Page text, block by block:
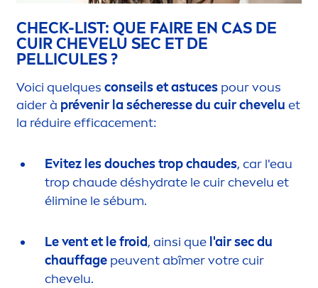
CHECK-LIST: QUE FAIRE EN CAS DE
CUIR CHEVELU SEC ET DE
PELLICULES ?
Voici quelques conseils et astuces pour vous
aider à prévenir la sécheresse du cuir chevelu et
la réduire efficacement:
Evitez les douches trop chaudes, car l'eau
trop chaude déshydrate le cuir chevelu et
élimine le sébum.
Le vent et le froid, ainsi que l'air sec du
chauffage peuvent abîmer votre cuir
chevelu.